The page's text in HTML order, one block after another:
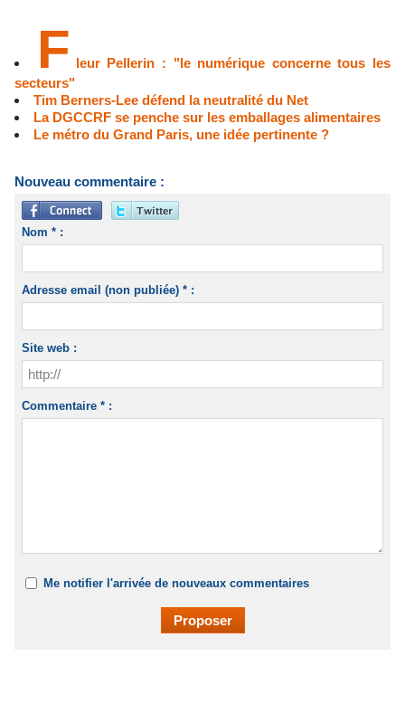
F leur Pellerin : "le numérique concerne tous les
secteurs"
Tim Berners-Lee défend la neutralité du Net
La DGCCRF se penche sur les emballages alimentaires
Le métro du Grand Paris, une idée pertinente ?
Nouveau commentaire :
Nom * :
Adresse email (non publiée) * :
Site web :
Commentaire * :
Me notifier l'arrivée de nouveaux commentaires